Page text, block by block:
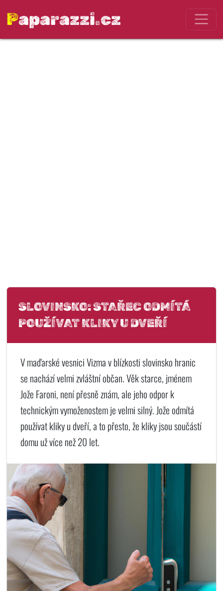
Paparazzi.cz
SLOVINSKO: STAŘEC ODMÍTÁ
POUŽÍVAT KLIKY U DVEŘÍ
V maďarské vesnici Vizma v blízkosti slovinsko hranic
se nachází velmi zvláštní občan. Věk starce, jménem
Jože Faroni, není přesně znám, ale jeho odpor k
technickým vymoženostem je velmi silný. Jože odmítá
používat kliky u dveří, a to přesto, že kliky jsou součástí
domu už více než 20 let.